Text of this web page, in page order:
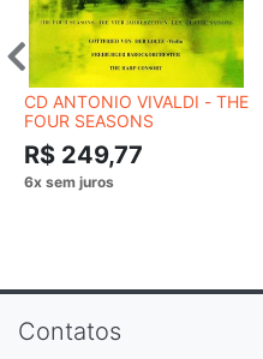
CD ANTONIO VIVALDI - THE
FOUR SEASONS
R$ 249,77
Contatos